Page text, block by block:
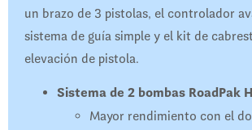
un brazo de 3 pistolas, el controlador
sistema de guía simple y el kit de
elevación de pistola.
Sistema de 2 bombas RoadPak
Mayor rendimiento con el